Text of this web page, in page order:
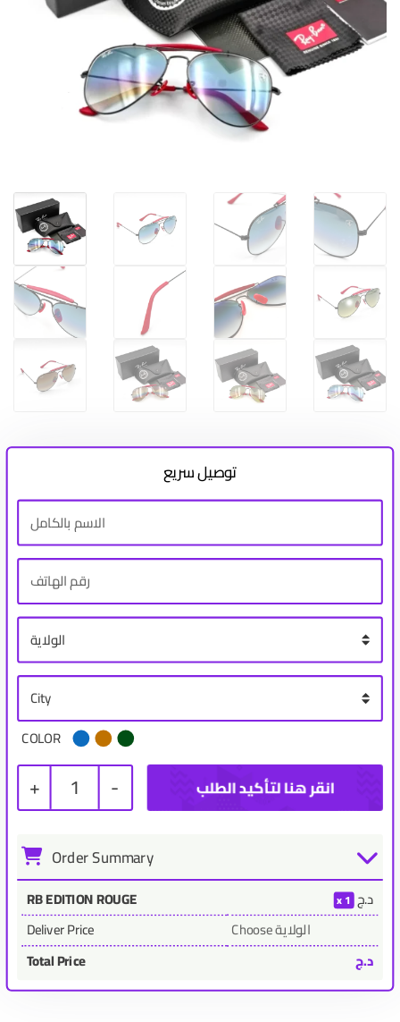
توصيل سريع
COLOR
+ 1 -
Order Summary
RB EDITION ROUGE 1 د.ج
Deliver Price
Choose الولاية
Total Price
د.ج